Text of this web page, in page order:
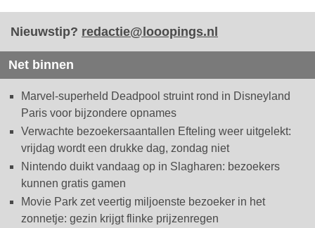
Nieuwstip? redactie@looopings.nl
Net binnen
Marvel-superheld Deadpool struint rond in Disneyland
Paris voor bijzondere opnames
Verwachte bezoekersaantallen Efteling weer uitgelekt:
vrijdag wordt een drukke dag, zondag niet
Nintendo duikt vandaag op in Slagharen: bezoekers
kunnen gratis gamen
Movie Park zet veertig miljoenste bezoeker in het
zonnetje: gezin krijgt flinke prijzenregen